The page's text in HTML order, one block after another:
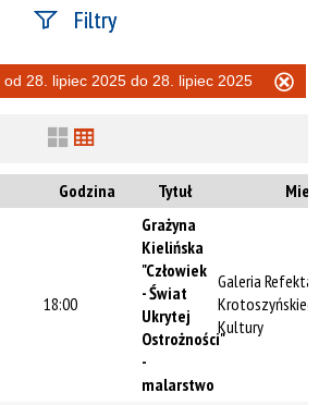
Filtry
Szukana fraza
—
od 28. lipiec 2025 do 28. lipiec 2025
Godzina Tytuł
18:00
Grażyna
Kielińska
"Człowiek
- Świat
Ukrytej
Ostrożności"
-
malarstwo
Galeria
Kultury